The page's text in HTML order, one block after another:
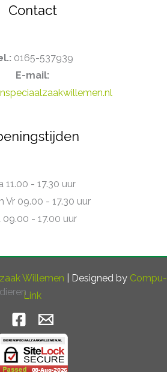
Contact
0165-537939
E-mail:
11.00 - 17.30 uur
Vr 09.00 - 17.30 uur
09.00 - 17.00 uur
Willemen | Designed by Compu-
Link